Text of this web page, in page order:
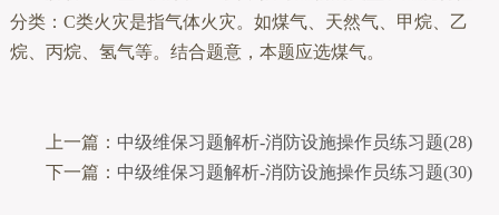
分类：C类火灾是指气体火灾。如煤气、天然气、甲烷、乙
烷、丙烷、氢气等。结合题意，本题应选煤气。
上一篇： 中级维保习题解析-消防设施操作员练习题(28)
下一篇： 中级维保习题解析-消防设施操作员练习题(30)